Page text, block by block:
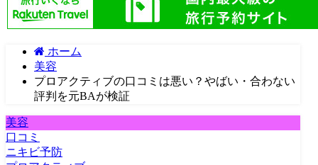
ホーム
美容
プロアクティブの口コミは悪い？やばい・合わない
評判を元BAが検証
美容
口コミ
ニキビ予防